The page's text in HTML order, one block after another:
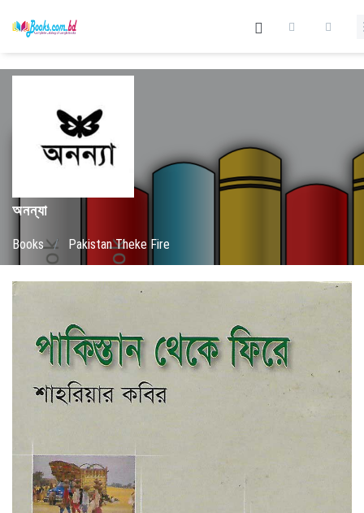
অনন্যা
Books / Pakistan Theke Fire